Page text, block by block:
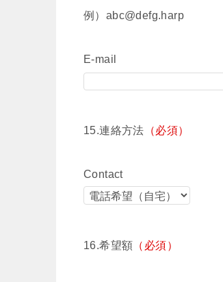
例）abc@defg.harp
E-mail
15.連絡方法 （必須）
Contact
16.希望額 （必須）